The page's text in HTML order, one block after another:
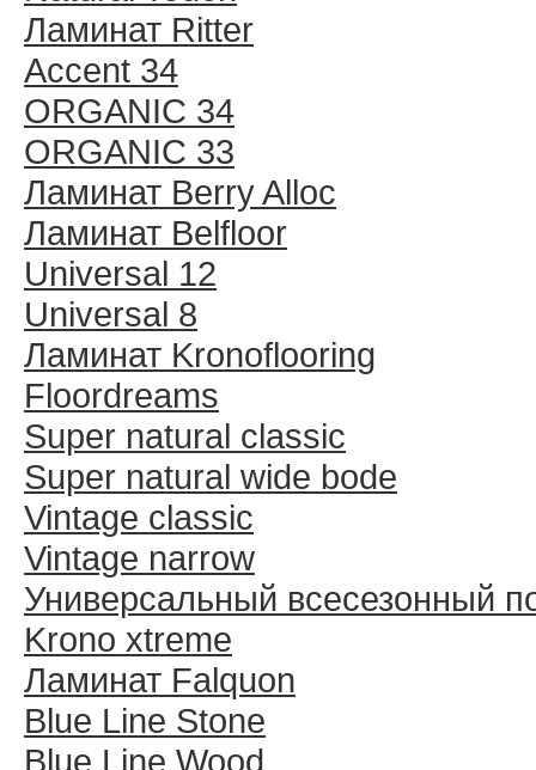
Ламинат Ritter
Accent 34
ORGANIC 34
ORGANIC 33
Ламинат Berry Alloc
Ламинат Belfloor
Universal 12
Universal 8
Ламинат Kronoflooring
Floordreams
Super natural classic
Super natural wide bode
Vintage classic
Vintage narrow
Универсальный всесезонный
Krono xtreme
Ламинат Falquon
Blue Line Stone
Blue Line Wood